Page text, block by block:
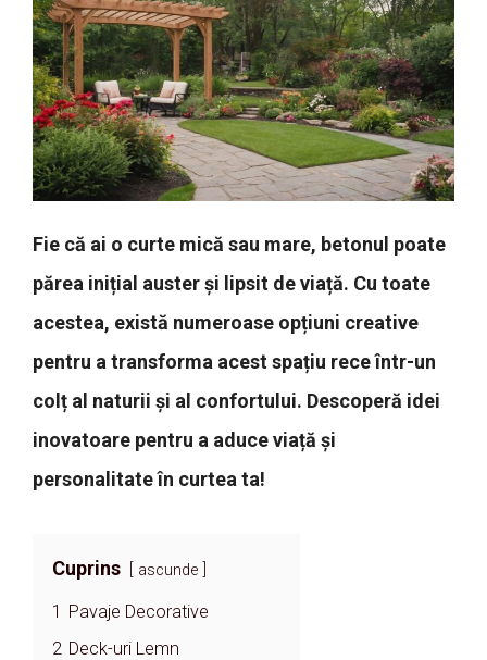
Fie că ai o curte mică sau mare, betonul poate
părea inițial auster și lipsit de viață. Cu toate
acestea, există numeroase opțiuni creative
pentru a transforma acest spațiu rece într-un
colț al naturii și al confortului. Descoperă idei
inovatoare pentru a aduce viață și
personalitate în curtea ta!
Cuprins ascunde
1 Pavaje Decorative
2 Deck-uri Lemn